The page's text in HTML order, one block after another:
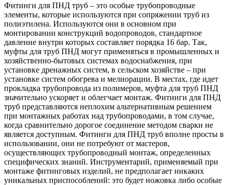
Фитинги для ПНД труб – это особые трубопроводные
элементы, которые используются при сопряжении труб из
полиэтилена. Используются они в основном при
монтировании конструкций водопроводов, стандартное
давление внутри которых составляет порядка 16 бар. Так,
муфты для труб ПНД могут применяться в промышленных и
хозяйственно-бытовых системах водоснабжения, при
установке дренажных систем, в сельском хозяйстве – при
установке систем обогрева и мелиорации. В местах, где идет
прокладка трубопровода из полимеров, муфта для труб ПНД
значительно ускоряет и облегчает монтаж. Фитинги для ПНД
труб представляются неплохим альтернативным решением
при монтажных работах над трубопроводами, в том случае,
когда сравнительно дорогое соединение методом сварки не
является доступным. Фитинги для ПНД труб вполне просты в
использовании, они не потребуют от мастеров,
осуществляющих трубопроводный монтаж, определенных
специфических знаний. Инструментарий, применяемый при
монтаже фитинговых изделий, не предполагает никаких
уникальных приспособлений: это будет ножовка либо особые